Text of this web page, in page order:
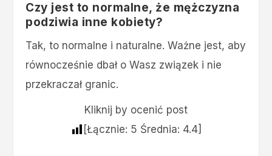
Czy jest to normalne, że mężczyzna
podziwia inne kobiety?
Tak, to normalne i naturalne. Ważne jest, aby
równocześnie dbał o Wasz związek i nie
przekraczał granic.
Kliknij by ocenić post
[Łącznie: 5 Średnia: 4.4]